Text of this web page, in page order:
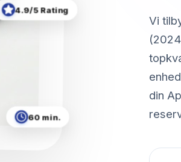
60 min.
4.9/5 Rating
Vi
din